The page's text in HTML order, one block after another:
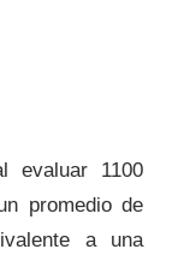
evaluar 1100
promedio de
a una